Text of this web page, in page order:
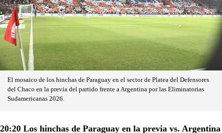
El mosaico de los hinchas de Paraguay en el sector de Platea del Defensores
del Chaco en la previa del partido frente a Argentina por las Eliminatorias
Sudamericanas 2026.
20:20 Los hinchas de Paraguay en la previa vs. Argentina